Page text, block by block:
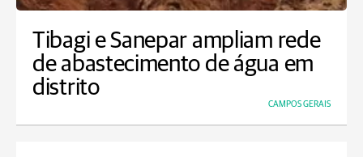
Tibagi e Sanepar ampliam rede
de abastecimento de água em
distrito
CAMPOS GERAIS